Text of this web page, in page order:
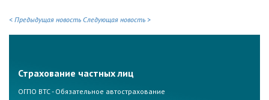
< Предыдущая новость Следующая новость >
Страхование частных лиц
ОГПО ВТС - Обязательное автострахование